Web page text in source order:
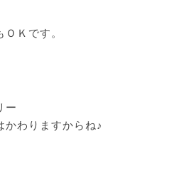
Ｋです。
ー
かわりますからね♪